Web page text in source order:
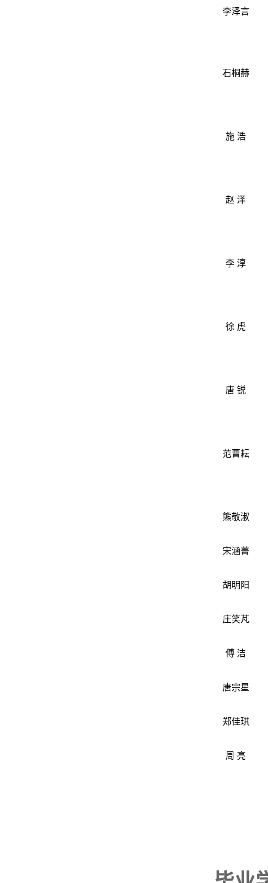
李泽言
石桐赫
施 浩
赵 泽
李 淳
徐 虎
唐 锐
范曹耘
熊敬淑
宋涵菁
胡明阳
庄笑芃
傅 洁
唐宗星
郑佳琪
周 亮